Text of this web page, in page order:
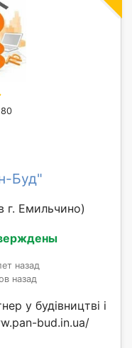
80
Буд"
г. Емильчино)
назад
назад
у будівництві і
bud.in.ua/